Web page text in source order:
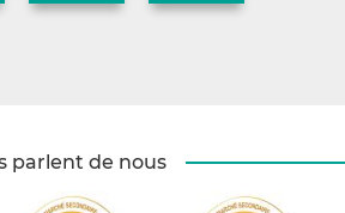
parlent de nous